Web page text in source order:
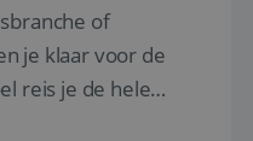
of
je klaar voor de
reis je de hele